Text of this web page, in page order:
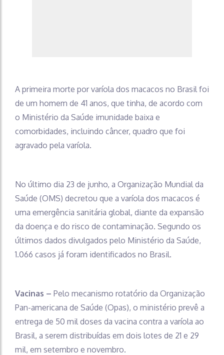
A primeira morte por varíola dos macacos no Brasil foi
de um homem de 41 anos, que tinha, de acordo com
o Ministério da Saúde imunidade baixa e
comorbidades, incluindo câncer, quadro que foi
agravado pela varíola.
No último dia 23 de junho, a Organização Mundial da
Saúde (OMS) decretou que a varíola dos macacos é
uma emergência sanitária global, diante da expansão
da doença e do risco de contaminação. Segundo os
últimos dados divulgados pelo Ministério da Saúde,
1.066 casos já foram identificados no Brasil.
Vacinas – Pelo mecanismo rotatório da Organização
Pan-americana de Saúde (Opas), o ministério prevê a
entrega de 50 mil doses da vacina contra a varíola ao
Brasil, a serem distribuídas em dois lotes de 21 e 29
mil, em setembro e novembro.